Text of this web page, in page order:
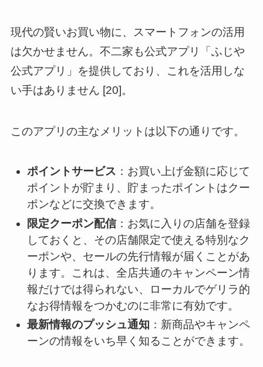
現代の賢いお買い物に、スマートフォンの活用
は欠かせません。不二家も公式アプリ「ふじや
公式アプリ」を提供しており、これを活用しな
い手はありません [20]。
このアプリの主なメリットは以下の通りです。
ポイントサービス ：お買い上げ金額に応じて
ポイントが貯まり、貯まったポイントはクー
ポンなどに交換できます。
限定クーポン配信：お気に入りの店舗を登録
しておくと、その店舗限定で使える特別なク
ーポンや、セールの先行情報が届くことがあ
ります。これは、全店共通のキャンペーン情
報だけでは得られない、ローカルでゲリラ的
なお得情報をつかむのに非常に有効です。
最新情報のプッシュ通知 ：新商品やキャンペ
ーンの情報をいち早く知ることができます。